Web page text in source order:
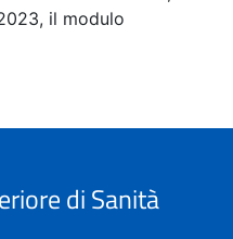
il modulo
di Sanità